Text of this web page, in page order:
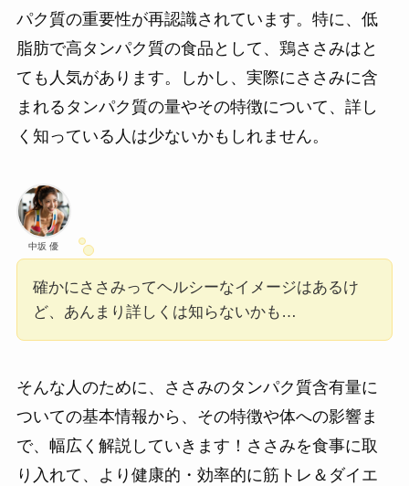
パク質の重要性が再認識されています。特に、低
脂肪で高タンパク質の食品として、鶏ささみはと
ても人気があります。しかし、実際にささみに含
まれるタンパク質の量やその特徴について、詳し
く知っている人は少ないかもしれません。
中坂 優
確かにささみってヘルシーなイメージはあるけ
ど、あんまり詳しくは知らないかも…
そんな人のために、ささみのタンパク質含有量に
ついての基本情報から、その特徴や体への影響ま
で、幅広く解説していきます！ささみを食事に取
り入れて、より健康的・効率的に筋トレ＆ダイエ